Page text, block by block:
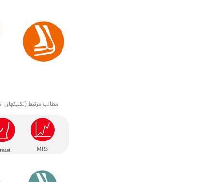
MRS
(مطالب مرتبط (تکنيکهاي